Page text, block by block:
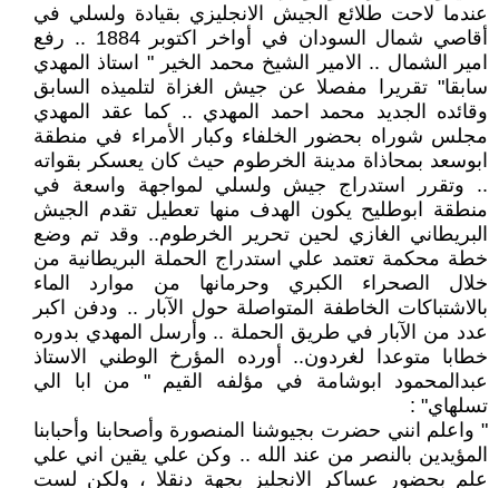
عندما لاحت طلائع الجيش الانجليزي بقيادة ولسلي في
أقاصي شمال السودان في أواخر اكتوبر 1884 .. رفع
امير الشمال .. الامير الشيخ محمد الخير " استاذ المهدي
سابقا" تقريرا مفصلا عن جيش الغزاة لتلميذه السابق
وقائده الجديد محمد احمد المهدي .. كما عقد المهدي
مجلس شوراه بحضور الخلفاء وكبار الأمراء في منطقة
ابوسعد بمحاذاة مدينة الخرطوم حيث كان يعسكر بقواته
.. وتقرر استدراج جيش ولسلي لمواجهة واسعة في
منطقة ابوطليح يكون الهدف منها تعطيل تقدم الجيش
البريطاني الغازي لحين تحرير الخرطوم.. وقد تم وضع
خطة محكمة تعتمد علي استدراج الحملة البريطانية من
خلال الصحراء الكبري وحرمانها من موارد الماء
بالاشتباكات الخاطفة المتواصلة حول الآبار .. ودفن اكبر
عدد من الآبار في طريق الحملة .. وأرسل المهدي بدوره
خطابا متوعدا لغردون.. أورده المؤرخ الوطني الاستاذ
عبدالمحمود ابوشامة في مؤلفه القيم " من ابا الي
تسلهاي" :
" واعلم انني حضرت بجيوشنا المنصورة وأصحابنا وأحبابنا
المؤيدين بالنصر من عند الله .. وكن علي يقين اني علي
علم بحضور عساكر الانجليز بجهة دنقلا ، ولكن لست